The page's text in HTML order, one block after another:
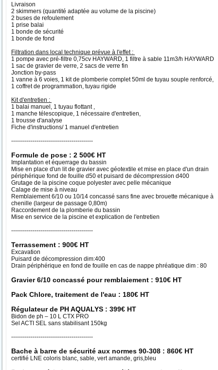
Livraison
2 skimmers (quantité adaptée au volume de la piscine)
2 buses de refoulement
1 prise balai
1 bonde de sécurité
1 bonde de fond
Filtration dans local technique prévue à l'effet :
1 pompe avec pré-filtre 0,75cv HAYWARD, 1 filtre à sable 11m3/h HAYWARD
1 sac de gravier de verre, 2 sacs de verre fin
Jonction by-pass
1 vanne à 6 voies, 1 kit de plomberie complet 50ml de tuyau souple renforcé,
1 coffret de programmation, tuyau rigide
Kit d'entretien :
1 balai manuel, 1 tuyau flottant ,
1 manche télescopique, 1 nécessaire d'entretien,
1 trousse d'analyse
Fiche d'instructions/ 1 manuel d'entretien
------------------------------------------
Formule de pose : 2 500€ HT
Implantation et équerrage du bassin
Mise en place d'un lit de gravier avec géotextile et mise en place d'un drain
périphérique fond de fouille d50 et puisard de décompression d400
Grutage de la piscine coque polyester avec pelle mécanique
Calage de mise à niveau
Remblaiement 6/10 ou 10/14 concassé sans fine avec brouette mécanique à
chenille (largeur de passage 0,80m)
Raccordement de la plomberie du bassin
Mise en service de la piscine et explication de l'entretien
------------------------------------------
Terrassement : 900€ HT
Excavation
Puisard de décompression dim:400
Drain périphérique en fond de fouille en cas de nappe phréatique dim : 80
Gravier 6/10 concassé pour remblaiement : 910€ HT
Pack Chlore, traitement de l'eau : 180€ HT
Régulateur de PH AQUALYS : 399€ HT
Bidon de ph – 10 L CTX PRO
Sel ACTI SEL sans stabilisant 150kg
------------------------------------------
Bache à barre de sécurité aux normes 90-308 : 860€ HT
certifié LNE coloris blanc, sable, vert amande, gris,bleu